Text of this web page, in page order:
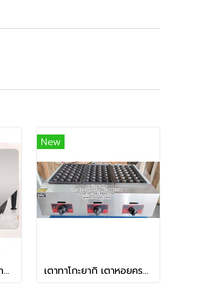
เครื่องปิ้งขนมปังระบบสายพาน 2 แผ่น
New
เตาทาโกะยากิ เตาหอยครก ใช้แก๊ส 3 ถาด (84 หลุม)